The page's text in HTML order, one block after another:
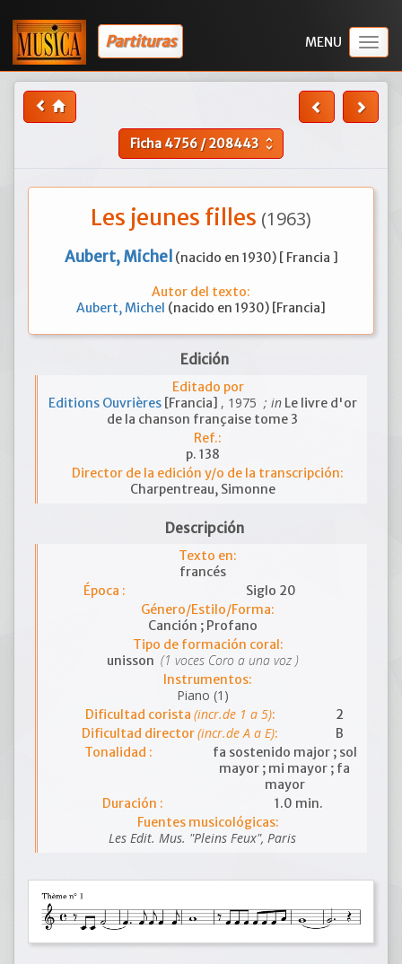
Partituras
Ficha4756/208443 unfold_more
Les jeunes filles (1963)
Aubert, Michel (nacido en 1930) [ Francia ]
Autor del texto:
Aubert, Michel (nacido en 1930) [Francia]
Edición
Editado por
Editions Ouvrières [Francia] , 1975 ; inLe livre d'or
de la chanson française tome 3
Ref.:
p. 138
Director de la edición y/o de la transcripción:
Charpentreau, Simonne
Descripción
Texto en:
francés
Época :
Siglo 20
Género/Estilo/Forma:
Canción ; Profano
Tipo de formación coral:
unisson (1 voces Coro a una voz )
Instrumentos:
Piano (1)
Dificultad corista (incr.de 1 a 5):
2
Dificultad director(incr.de A a E):
B
Tonalidad :
fa sostenido major ; sol
mayor ; mi mayor ; fa
mayor
Duración :
1.0 min.
Fuentes musicológicas:
Les Edit. Mus. "Pleins Feux", Paris